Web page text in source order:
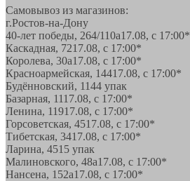
Самовывоз из магазинов:
г.Ростов-на-Дону
40-лет победы, 264/110а17.08, с 17:00*
Каскадная, 7217.08, с 17:00*
Королева, 30а17.08, с 17:00*
Красноармейская, 14417.08, с 17:00*
Будённовский, 1144 упак
Базарная, 1117.08, с 17:00*
Ленина, 11917.08, с 17:00*
Горсоветская, 4517.08, с 17:00*
Тибетская, 3417.08, с 17:00*
Ларина, 4515 упак
Малиновского, 48а17.08, с 17:00*
Нансена, 152а17.08, с 17:00*